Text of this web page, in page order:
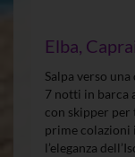
Elba,
Salpa verso
7 notti in barca
con skipper per
prime colazioni
l’eleganza